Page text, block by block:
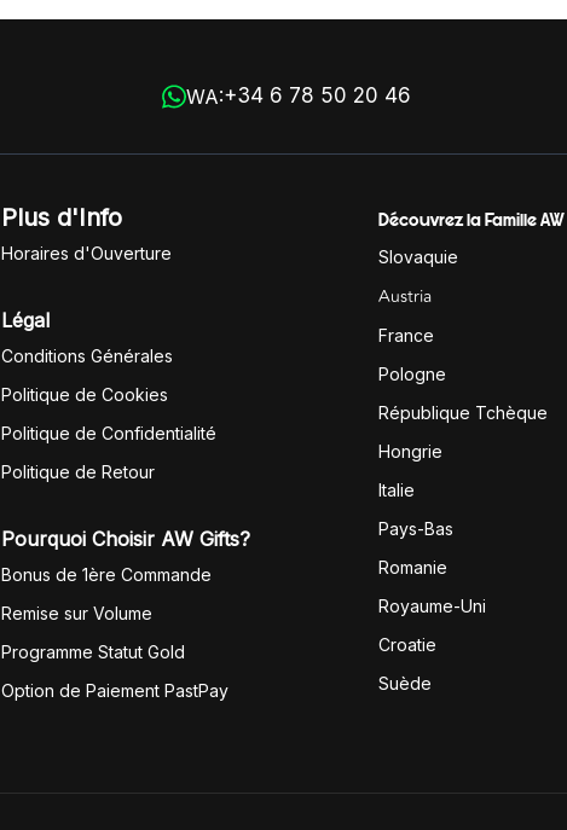
WA:+34 6 78 50 20 46
Plus d'Info
Horaires d'Ouverture
Légal
Conditions Générales
Politique de Cookies
Politique de Confidentialité
Politique de Retour
Pourquoi Choisir AW Gifts?
Bonus de 1ère Commande
Remise sur Volume
Programme Statut Gold
Option de Paiement PastPay
Découvrez la Famille AW
Slovaquie
Austria
France
Pologne
République Tchèque
Hongrie
Italie
Pays-Bas
Romanie
Royaume-Uni
Croatie
Suède